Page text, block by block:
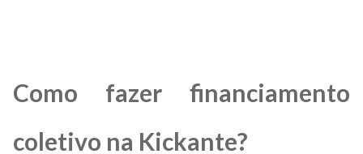
Como fazer financiamento
coletivo na Kickante?